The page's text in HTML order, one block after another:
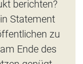
berichten?
Statement
zu
Ende des